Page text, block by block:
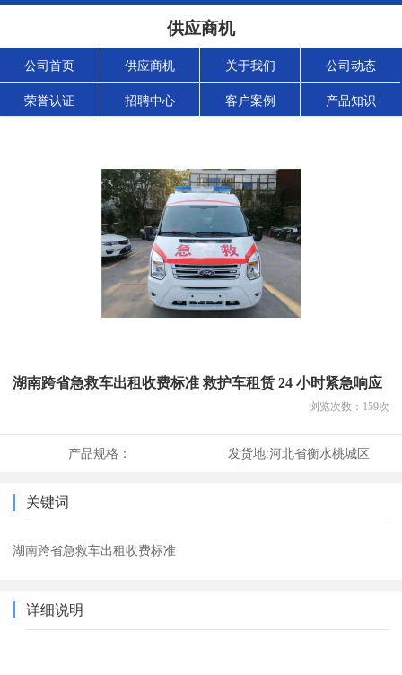
供应商机
公司首页 供应商机 关于我们 公司动态
荣誉认证 招聘中心 客户案例 产品知识
湖南跨省急救车出租收费标准 救护车租赁 24 小时紧急响应
浏览次数： 159次
产品规格： 发货地:河北省衡水桃城区
关键词
湖南跨省急救车出租收费标准
详细说明